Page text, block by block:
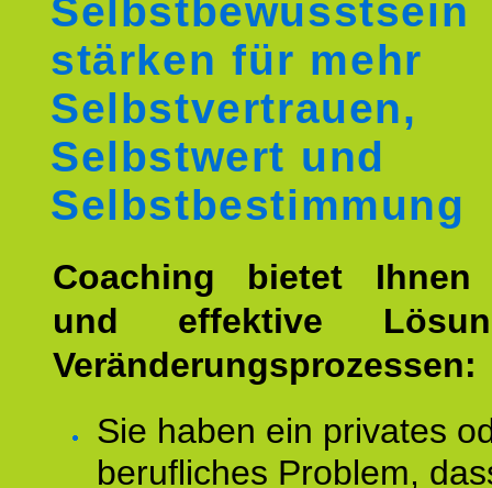
Selbstbewusstsein
stärken für mehr
Selbstvertrauen,
Selbstwert und
Selbstbestimmung
Coaching bietet Ihnen
und effektive
Veränderungsprozessen:
Sie haben ein privates
berufliches Problem,